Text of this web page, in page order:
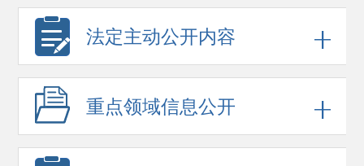
法定主动公开内容
重点领域信息公开